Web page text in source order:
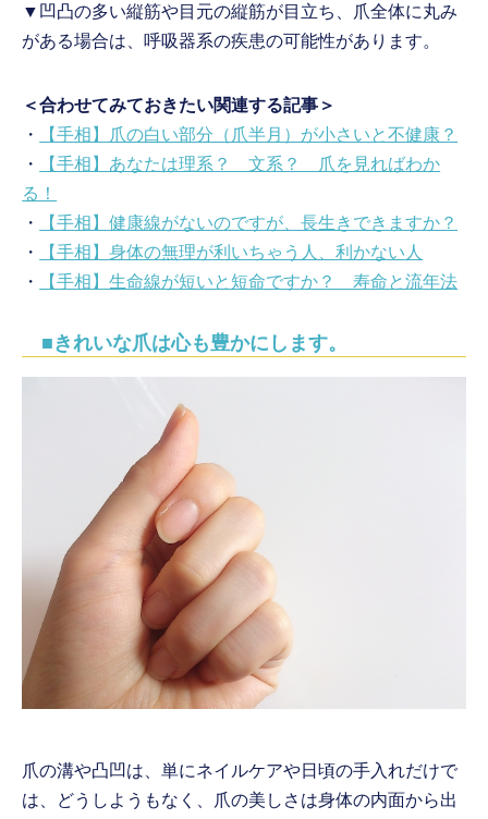
▼凹凸の多い縦筋や目元の縦筋が目立ち、爪全体に丸み
がある場合は、呼吸器系の疾患の可能性があります。
＜合わせてみておきたい関連する記事＞
・
【手相】爪の白い部分（爪半月）が小さいと不健康？
・
【手相】あなたは理系？ 文系？ 爪を見ればわか
る！
・
【手相】健康線がないのですが、長生きできますか？
・
【手相】身体の無理が利いちゃう人、利かない人
・
【手相】生命線が短いと短命ですか？ 寿命と流年法
■きれいな爪は心も豊かにします。
爪の溝や凸凹は、単にネイルケアや日頃の手入れだけで
は、どうしようもなく、爪の美しさは身体の内面から出